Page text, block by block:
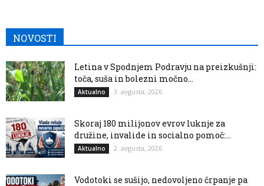
NOVOSTI
Letina v Spodnjem Podravju na preizkušnji:
toča, suša in bolezni močno...
Aktualno 3. avgusta, 2026
Skoraj 180 milijonov evrov luknje za
družine, invalide in socialno pomoč:...
Aktualno 2. avgusta, 2026
Vodotoki se sušijo, nedovoljeno črpanje pa